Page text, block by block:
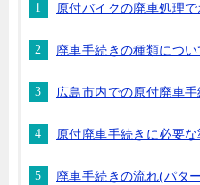
原付バイクの廃車処理
廃車手続きの種類につい
広島市内での原付廃車
原付廃車手続きに必要な
廃車手続きの流れ(パタ